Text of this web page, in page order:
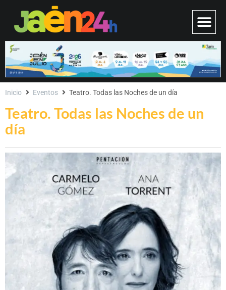
Teatro. Todas las Noches de un
día
Inicio Eventos Teatro. Todas las Noches de un día